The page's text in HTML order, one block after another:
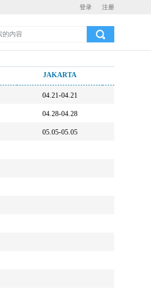
登录 注册
JAKARTA
04.21-04.21
04.28-04.28
05.05-05.05